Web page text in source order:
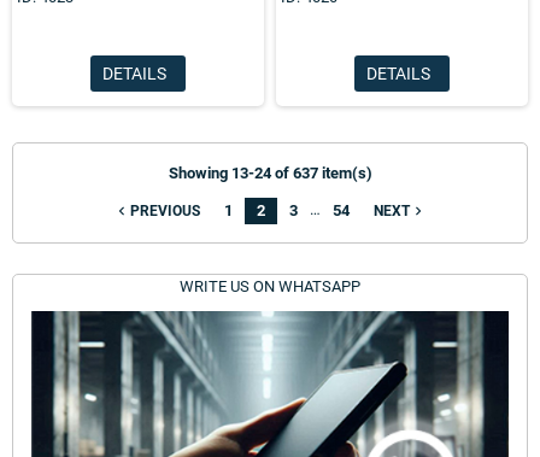
WRITE US ON WHATSAPP
DETAILS DETAILS
Showing 13-24 of 637 item(s)
navigate_before PREVIOUS 1 2 3 … 54 NEXTnavigate_next